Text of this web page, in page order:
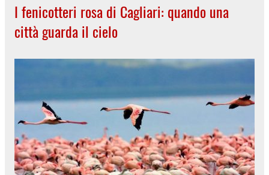
I fenicotteri rosa di Cagliari: quando una
città guarda il cielo